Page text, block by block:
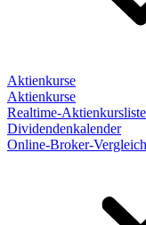
Aktienkurse
Aktienkurse
Realtime-
Dividendenkalender
Online-Broker-Vergleich